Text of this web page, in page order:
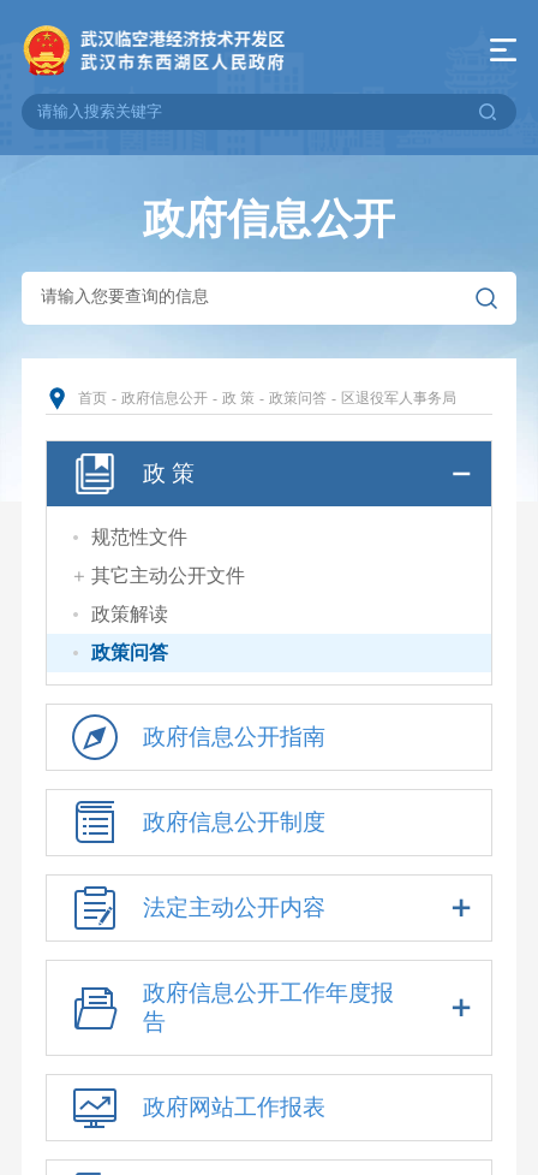
政府信息公开
首页 - 政府信息公开 - 政 策 - 政策问答 - 区退役军人事务局
政 策
规范性文件
其它主动公开文件
政策解读
政策问答
政府信息公开指南
政府信息公开制度
法定主动公开内容
政府信息公开工作年度报
告
政府网站工作报表